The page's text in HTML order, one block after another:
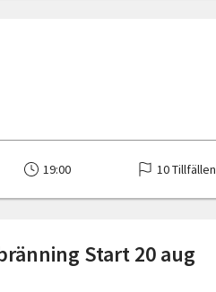
19:00 10 Tillfällen
Start 20 aug